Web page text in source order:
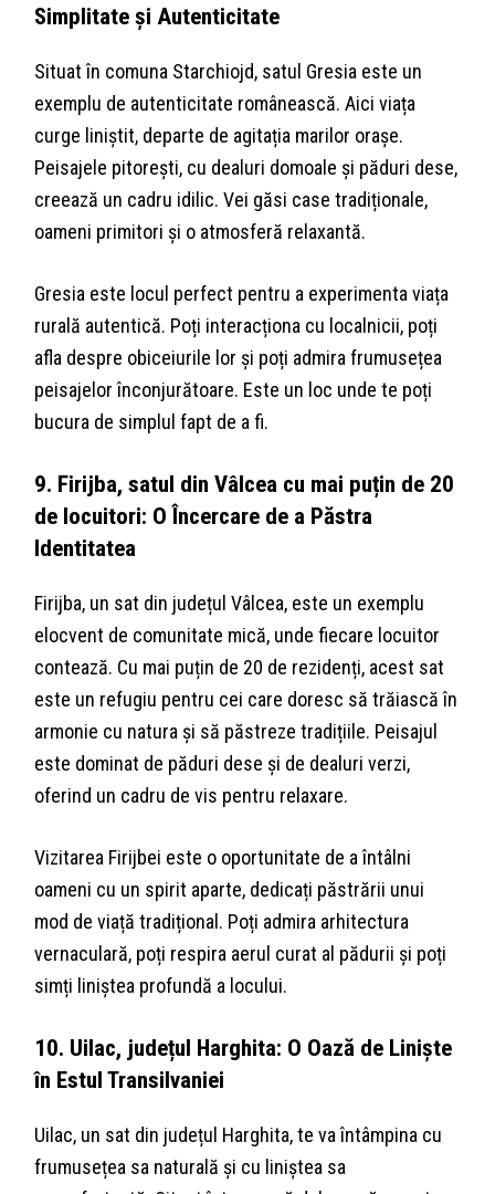
Simplitate și Autenticitate
Situat în comuna Starchiojd, satul Gresia este un
exemplu de autenticitate românească. Aici viața
curge liniștit, departe de agitația marilor orașe.
Peisajele pitorești, cu dealuri domoale și păduri dese,
creează un cadru idilic. Vei găsi case tradiționale,
oameni primitori și o atmosferă relaxantă.
Gresia este locul perfect pentru a experimenta viața
rurală autentică. Poți interacționa cu localnicii, poți
afla despre obiceiurile lor și poți admira frumusețea
peisajelor înconjurătoare. Este un loc unde te poți
bucura de simplul fapt de a fi.
9. Firijba, satul din Vâlcea cu mai puțin de 20
de locuitori: O Încercare de a Păstra
Identitatea
Firijba, un sat din județul Vâlcea, este un exemplu
elocvent de comunitate mică, unde fiecare locuitor
contează. Cu mai puțin de 20 de rezidenți, acest sat
este un refugiu pentru cei care doresc să trăiască în
armonie cu natura și să păstreze tradițiile. Peisajul
este dominat de păduri dese și de dealuri verzi,
oferind un cadru de vis pentru relaxare.
Vizitarea Firijbei este o oportunitate de a întâlni
oameni cu un spirit aparte, dedicați păstrării unui
mod de viață tradițional. Poți admira arhitectura
vernaculară, poți respira aerul curat al pădurii și poți
simți liniștea profundă a locului.
10. Uilac, județul Harghita: O Oază de Liniște
în Estul Transilvaniei
Uilac, un sat din județul Harghita, te va întâmpina cu
frumusețea sa naturală și cu liniștea sa